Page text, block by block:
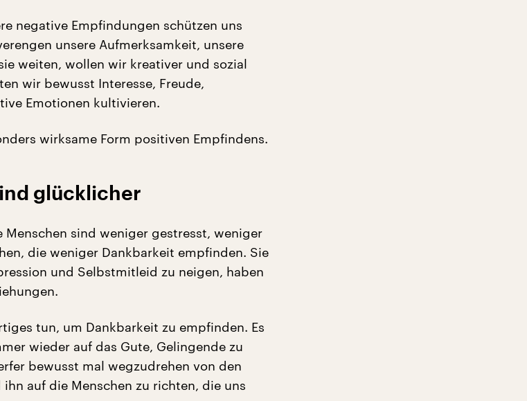
negative Empfindungen schützen uns
unsere Aufmerksamkeit, unsere
weiten, wollen wir kreativer und sozial
wir bewusst Interesse, Freude,
Emotionen kultivieren.
wirksame Form positiven Empfindens.
glücklicher
Menschen sind weniger gestresst, weniger
die weniger Dankbarkeit empfinden. Sie
und Selbstmitleid zu neigen, haben
tun, um Dankbarkeit zu empfinden. Es
wieder auf das Gute, Gelingende zu
bewusst mal wegzudrehen von den
auf die Menschen zu richten, die uns